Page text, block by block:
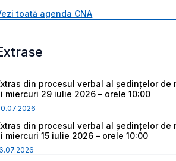
toată agenda CNA
din procesul verbal al ședințelor de
miercuri 29 iulie 2026 – orele 10:00
din procesul verbal al ședințelor de
miercuri 15 iulie 2026 – orele 10:00